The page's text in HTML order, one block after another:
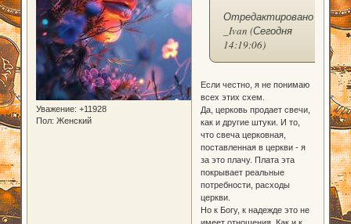
Уважение: +11928
Пол: Женский
Отредактировано
_Ivan (Сегодня
14:19:06)
Если честно, я не понимаю
всех этих схем.
Да, церковь продает свечи,
как и другие штуки. И то,
что свеча церковная,
поставленная в церкви - я
за это плачу. Плата эта
покрывает реальные
потребности, расходы
церкви.
Но к Богу, к надежде это не
имеет отношения. Как и к